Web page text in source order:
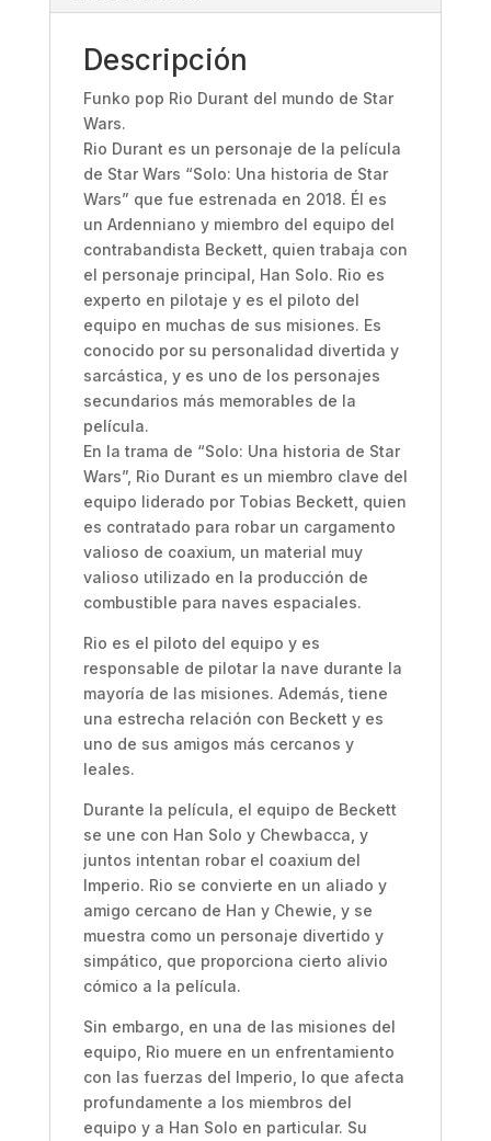
Descripción
Funko pop Rio Durant del mundo de Star
Wars.
Rio Durant es un personaje de la película
de Star Wars “Solo: Una historia de Star
Wars” que fue estrenada en 2018. Él es
un Ardenniano y miembro del equipo del
contrabandista Beckett, quien trabaja con
el personaje principal, Han Solo. Rio es
experto en pilotaje y es el piloto del
equipo en muchas de sus misiones. Es
conocido por su personalidad divertida y
sarcástica, y es uno de los personajes
secundarios más memorables de la
película.
En la trama de “Solo: Una historia de Star
Wars”, Rio Durant es un miembro clave del
equipo liderado por Tobias Beckett, quien
es contratado para robar un cargamento
valioso de coaxium, un material muy
valioso utilizado en la producción de
combustible para naves espaciales.
Rio es el piloto del equipo y es
responsable de pilotar la nave durante la
mayoría de las misiones. Además, tiene
una estrecha relación con Beckett y es
uno de sus amigos más cercanos y
leales.
Durante la película, el equipo de Beckett
se une con Han Solo y Chewbacca, y
juntos intentan robar el coaxium del
Imperio. Rio se convierte en un aliado y
amigo cercano de Han y Chewie, y se
muestra como un personaje divertido y
simpático, que proporciona cierto alivio
cómico a la película.
Sin embargo, en una de las misiones del
equipo, Rio muere en un enfrentamiento
con las fuerzas del Imperio, lo que afecta
profundamente a los miembros del
equipo y a Han Solo en particular. Su